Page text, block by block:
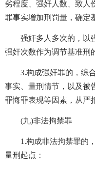
劣程度、强奸人数、致人
罪事实增加刑罚量，确定
强奸多人多次的，以强
强奸次数作为调节基准刑
3.构成强奸罪的，综合
事实、量刑情节，以及被
罪悔罪表现等因素，从严
(九)非法拘禁罪
1.构成非法拘禁罪的，
量刑起点：